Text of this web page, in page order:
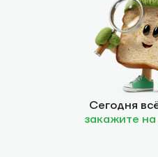
Сегодня
закажите